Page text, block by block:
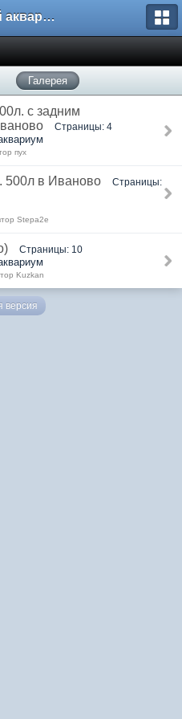
Морской аквариум. Форумы ReefCentral.ru
Галерея
с задним
Страницы: 4
пух
500л в Иваново
Страницы:
Stepa2e
Страницы: 10
Kuzkan
версия